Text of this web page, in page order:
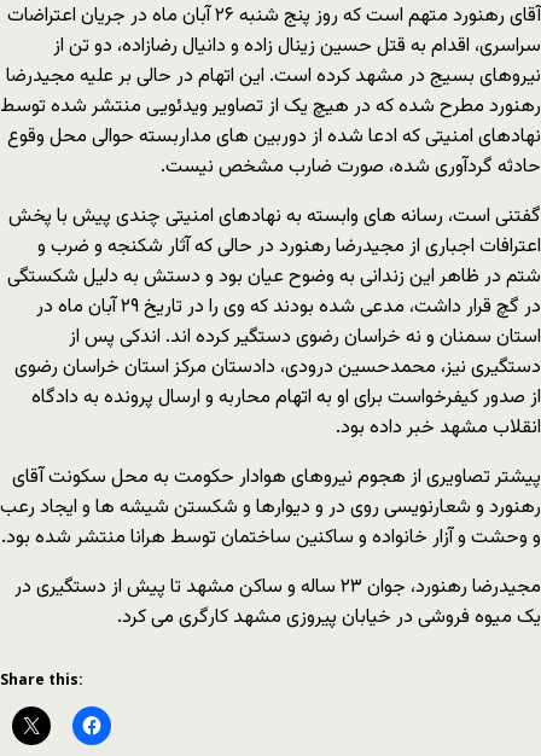
آقای رهنورد متهم است که روز پنج شنبه ۲۶ آبان ماه در جریان اعتراضات
سراسری، اقدام به قتل حسین زینال زاده و دانیال رضازاده، دو تن از
نیروهای بسیج در مشهد کرده است. این اتهام در حالی بر علیه مجیدرضا
رهنورد مطرح شده که در هیچ یک از تصاویر ویدئویی منتشر شده توسط
نهادهای امنیتی که ادعا شده از دوربین های مداربسته حوالی محل وقوع
حادثه گردآوری شده، صورت ضارب مشخص نیست.
گفتنی است، رسانه های وابسته به نهادهای امنیتی چندی پیش با پخش
اعترافات اجباری از مجیدرضا رهنورد در حالی که آثار شکنجه و ضرب و
شتم در ظاهر این زندانی به وضوح عیان بود و دستش به دلیل شکستگی
در گچ قرار داشت، مدعی شده بودند که وی را در تاریخ ۲۹ آبان ماه در
استان سمنان و نه خراسان رضوی دستگیر کرده اند. اندکی پس از
دستگیری نیز، محمدحسین درودی، دادستان مرکز استان خراسان رضوی
از صدور کیفرخواست برای او به اتهام محاربه و ارسال پرونده به دادگاه
انقلاب مشهد خبر داده بود.
پیشتر تصاویری از هجوم نیروهای هوادار حکومت به محل سکونت آقای
رهنورد و شعارنویسی روی در و دیوارها و شکستن شیشه ها و ایجاد رعب
و وحشت و آزار خانواده و ساکنین ساختمان توسط هرانا منتشر شده بود.
مجیدرضا رهنورد، جوان ۲۳ ساله و ساکن مشهد تا پیش از دستگیری در
یک میوه فروشی در خیابان پیروزی مشهد کارگری می کرد.
Share this: